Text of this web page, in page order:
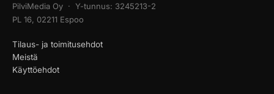
PilviMedia Oy · Y-tunnus: 3245213-2
PL 16, 02211 Espoo
Tilaus- ja toimitusehdot
Meistä
Käyttöehdot